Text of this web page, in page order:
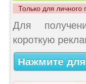
Только для
Для
короткую
Нажмите